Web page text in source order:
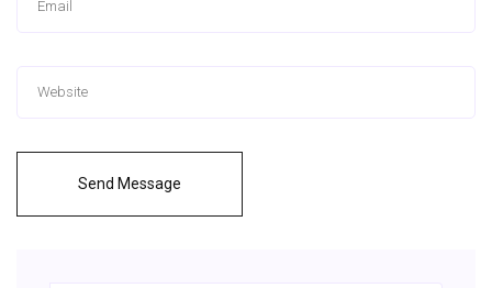
Send Message